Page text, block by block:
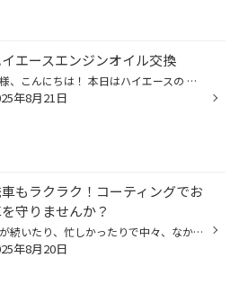
エースエンジンオイル交換
皆様、こんにちは！ 本日はハイエースの エンジオイル交換作業をご紹介いたします。 エンジンオイル交換 本日使用したオイルがこちら↑ クロスエコ 5W-30 こちらのオイルは1Lごとの計り売りオイルで ディーゼルオイルになります。 作業風景 この部分がオイルドレンです。 オイルを抜き切ったらオイル...
年8月21日
もラクラク！コーティングでお
守りませんか？
雨が続いたり、忙しかったりで中々、なかなか細目に洗車ができない、 でもクルマはキレイに保ちたいというお客様にオススメの 「ボディコーティング」サービスのご紹介です。 是非、タイヤ館でおクルマのボディコーティングをしませんか？ コクピット・タイヤ館のボディーコーティングがおススメ！ ...
年8月20日